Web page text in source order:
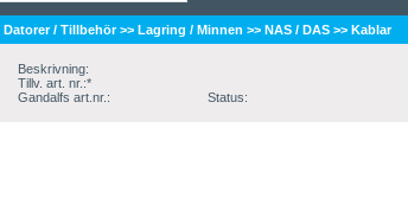
Datorer / Tillbehör>> Lagring / Minnen >> NAS / DAS >> Kablar
Beskrivning:
Tillv. art. nr.:*
Gandalfs art.nr.:
Status: